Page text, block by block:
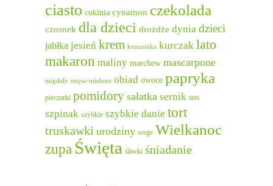
ciasto cukinia cynamon czekolada
czosnek dla dzieci drożdże dynia dzieci
jabłka jesień krem kruszonka kurczak lato
makaron maliny marchew mascarpone
migdały mięso mielone obiad owoce papryka
pieczarki pomidory sałatka sernik sos
szpinak szybkie szybkie danie tort
truskawki urodziny wege Wielkanoc
zupa Święta śliwki śniadanie